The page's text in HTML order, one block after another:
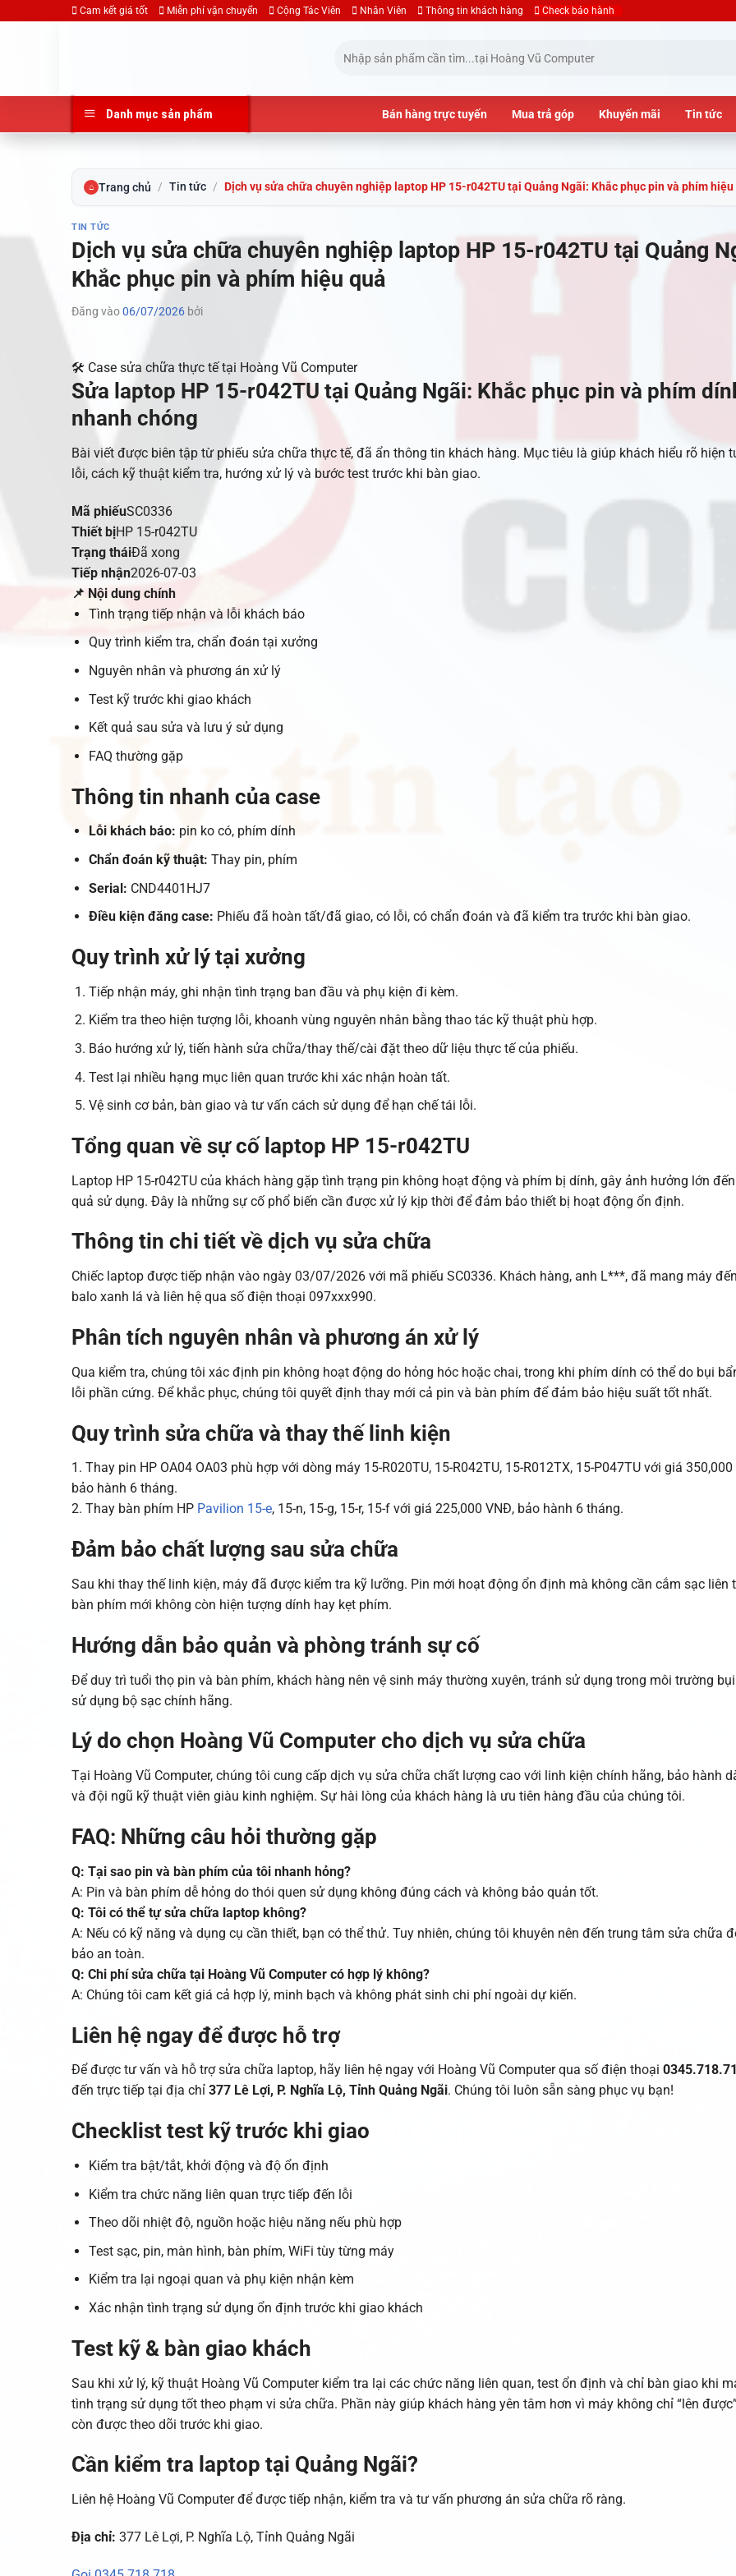
Cam kết giá tốt Miễn phí vận chuyển Cộng Tác Viên Nhân Viên Thông tin khách hàng Check bảo hành
kiếm:
Danh mục sản phẩm Bán hàng trực tuyến Mua trả góp Khuyến mãi Tin tức
⌂ Trang chủ / Tin tức / Dịch vụ sửa chữa chuyên nghiệp laptop HP 15-r042TU tại Quảng Ngãi: Khắc phục pin và phím hiệu
TIN TỨC
Dịch vụ sửa chữa chuyên nghiệp laptop HP 15-r042TU tại Quảng
Khắc phục pin và phím hiệu quả
Đăng vào06/07/2026 bởi
🛠️ Case sửa chữa thực tế tại Hoàng Vũ Computer
Sửa laptop HP 15-r042TU tại Quảng Ngãi: Khắc phục pin và phím
nhanh chóng
Bài viết được biên tập từ phiếu sửa chữa thực tế, đã ẩn thông tin khách hàng. Mục tiêu là giúp khách hiểu rõ hiện
lỗi, cách kỹ thuật kiểm tra, hướng xử lý và bước test trước khi bàn giao.
Mã phiếuSC0336
Thiết bịHP 15-r042TU
Trạng tháiĐã xong
Tiếp nhận2026-07-03
📌 Nội dung chính
Tình trạng tiếp nhận và lỗi khách báo
Quy trình kiểm tra, chẩn đoán tại xưởng
Nguyên nhân và phương án xử lý
Test kỹ trước khi giao khách
Kết quả sau sửa và lưu ý sử dụng
FAQ thường gặp
Thông tin nhanh của case
Lỗi khách báo: pin ko có, phím dính
Chẩn đoán kỹ thuật: Thay pin, phím
Serial: CND4401HJ7
Điều kiện đăng case: Phiếu đã hoàn tất/đã giao, có lỗi, có chẩn đoán và đã kiểm tra trước khi bàn giao.
Quy trình xử lý tại xưởng
Tiếp nhận máy, ghi nhận tình trạng ban đầu và phụ kiện đi kèm.
Kiểm tra theo hiện tượng lỗi, khoanh vùng nguyên nhân bằng thao tác kỹ thuật phù hợp.
Báo hướng xử lý, tiến hành sửa chữa/thay thế/cài đặt theo dữ liệu thực tế của phiếu.
Test lại nhiều hạng mục liên quan trước khi xác nhận hoàn tất.
Vệ sinh cơ bản, bàn giao và tư vấn cách sử dụng để hạn chế tái lỗi.
Tổng quan về sự cố laptop HP 15-r042TU
Laptop HP 15-r042TU của khách hàng gặp tình trạng pin không hoạt động và phím bị dính, gây ảnh hưởng lớn
quả sử dụng. Đây là những sự cố phổ biến cần được xử lý kịp thời để đảm bảo thiết bị hoạt động ổn định.
Thông tin chi tiết về dịch vụ sửa chữa
Chiếc laptop được tiếp nhận vào ngày 03/07/2026 với mã phiếu SC0336. Khách hàng, anh L***, đã mang máy
balo xanh lá và liên hệ qua số điện thoại 097xxx990.
Phân tích nguyên nhân và phương án xử lý
Qua kiểm tra, chúng tôi xác định pin không hoạt động do hỏng hóc hoặc chai, trong khi phím dính có thể do bụi
lỗi phần cứng. Để khắc phục, chúng tôi quyết định thay mới cả pin và bàn phím để đảm bảo hiệu suất tốt nhất.
Quy trình sửa chữa và thay thế linh kiện
1. Thay pin HP OA04 OA03 phù hợp với dòng máy 15-R020TU, 15-R042TU, 15-R012TX, 15-P047TU với giá
bảo hành 6 tháng.
2. Thay bàn phím HP Pavilion 15-e, 15-n, 15-g, 15-r, 15-f với giá 225,000 VNĐ, bảo hành 6 tháng.
Đảm bảo chất lượng sau sửa chữa
Sau khi thay thế linh kiện, máy đã được kiểm tra kỹ lưỡng. Pin mới hoạt động ổn định mà không cần cắm sạc liên
bàn phím mới không còn hiện tượng dính hay kẹt phím.
Hướng dẫn bảo quản và phòng tránh sự cố
Để duy trì tuổi thọ pin và bàn phím, khách hàng nên vệ sinh máy thường xuyên, tránh sử dụng trong môi trường
sử dụng bộ sạc chính hãng.
Lý do chọn Hoàng Vũ Computer cho dịch vụ sửa chữa
Tại Hoàng Vũ Computer, chúng tôi cung cấp dịch vụ sửa chữa chất lượng cao với linh kiện chính hãng, bảo hành
và đội ngũ kỹ thuật viên giàu kinh nghiệm. Sự hài lòng của khách hàng là ưu tiên hàng đầu của chúng tôi.
FAQ: Những câu hỏi thường gặp
Q: Tại sao pin và bàn phím của tôi nhanh hỏng?
A: Pin và bàn phím dễ hỏng do thói quen sử dụng không đúng cách và không bảo quản tốt.
Q: Tôi có thể tự sửa chữa laptop không?
A: Nếu có kỹ năng và dụng cụ cần thiết, bạn có thể thử. Tuy nhiên, chúng tôi khuyên nên đến trung tâm sửa chữa
bảo an toàn.
Q: Chi phí sửa chữa tại Hoàng Vũ Computer có hợp lý không?
A: Chúng tôi cam kết giá cả hợp lý, minh bạch và không phát sinh chi phí ngoài dự kiến.
Liên hệ ngay để được hỗ trợ
Để được tư vấn và hỗ trợ sửa chữa laptop, hãy liên hệ ngay với Hoàng Vũ Computer qua số điện thoại
đến trực tiếp tại địa chỉ 377 Lê Lợi, P. Nghĩa Lộ, Tỉnh Quảng Ngãi. Chúng tôi luôn sẵn sàng phục vụ bạn!
Checklist test kỹ trước khi giao
Kiểm tra bật/tắt, khởi động và độ ổn định
Kiểm tra chức năng liên quan trực tiếp đến lỗi
Theo dõi nhiệt độ, nguồn hoặc hiệu năng nếu phù hợp
Test sạc, pin, màn hình, bàn phím, WiFi tùy từng máy
Kiểm tra lại ngoại quan và phụ kiện nhận kèm
Xác nhận tình trạng sử dụng ổn định trước khi giao khách
Test kỹ & bàn giao khách
Sau khi xử lý, kỹ thuật Hoàng Vũ Computer kiểm tra lại các chức năng liên quan, test ổn định và chỉ bàn giao khi
tình trạng sử dụng tốt theo phạm vi sửa chữa. Phần này giúp khách hàng yên tâm hơn vì máy không chỉ “lên
còn được theo dõi trước khi giao.
Cần kiểm tra laptop tại Quảng Ngãi?
Liên hệ Hoàng Vũ Computer để được tiếp nhận, kiểm tra và tư vấn phương án sửa chữa rõ ràng.
Địa chỉ: 377 Lê Lợi, P. Nghĩa Lộ, Tỉnh Quảng Ngãi